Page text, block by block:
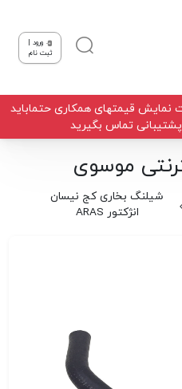
ورود |
ثبت نام
نمایش قیمتهای همکاری حتماباید
تماس بگیرید
موسوی
شیلنگ بخاری کج نیسان
انژکتور ARAS